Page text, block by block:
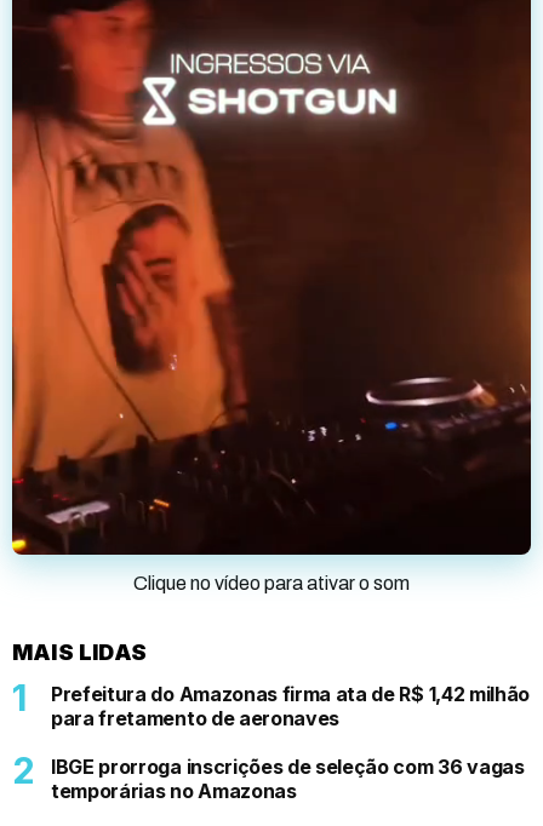
Clique no vídeo para ativar o som
MAIS LIDAS
Prefeitura do Amazonas firma ata de R$ 1,42 milhão
para fretamento de aeronaves
IBGE prorroga inscrições de seleção com 36 vagas
temporárias no Amazonas